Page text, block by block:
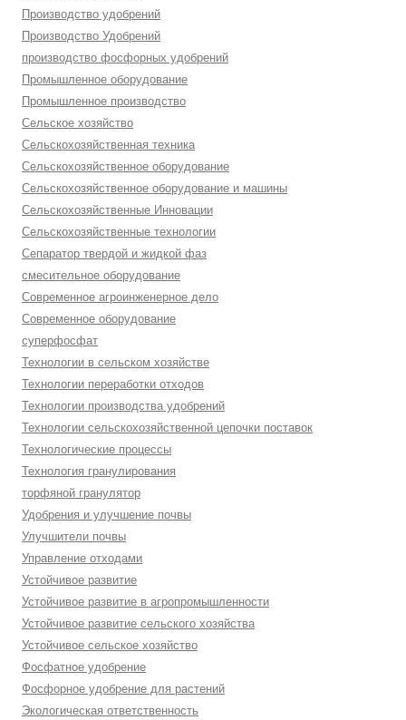
Производство удобрений
Производство Удобрений
производство фосфорных удобрений
Промышленное оборудование
Промышленное производство
Сельское хозяйство
Сельскохозяйственная техника
Сельскохозяйственное оборудование
Сельскохозяйственное оборудование и машины
Сельскохозяйственные Инновации
Сельскохозяйственные технологии
Сепаратор твердой и жидкой фаз
смесительное оборудование
Современное агроинженерное дело
Современное оборудование
суперфосфат
Технологии в сельском хозяйстве
Технологии переработки отходов
Технологии производства удобрений
Технологии сельскохозяйственной цепочки поставок
Технологические процессы
Технология гранулирования
торфяной гранулятор
Удобрения и улучшение почвы
Улучшители почвы
Управление отходами
Устойчивое развитие
Устойчивое развитие в агропромышленности
Устойчивое развитие сельского хозяйства
Устойчивое сельское хозяйство
Фосфатное удобрение
Фосфорное удобрение для растений
Экологическая ответственность